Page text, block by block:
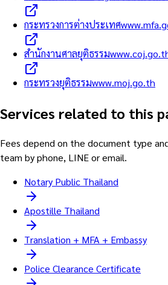
กระทรวงการต่างประเทศ
สำนักงานศาลยุติธรรม
กระทรวงยุติธรรมwww.moj.go.th
Services related to this
Fees depend on the document type
team by phone, LINE or email.
Notary Public Thailand
Apostille Thailand
Translation + MFA + Embassy
Police Clearance Certificate